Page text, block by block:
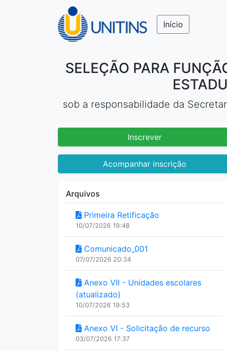
Início
SELEÇÃO PARA
sob a responsabilidade da
Inscrever
Acompanhar inscrição
Arquivos
Primeira Retificação
10/07/2026 19:48
Comunicado_001
07/07/2026 20:34
Anexo VII - Unidades escolares
(atualizado)
10/07/2026 19:53
Anexo VI - Solicitação de recurso
03/07/2026 17:37